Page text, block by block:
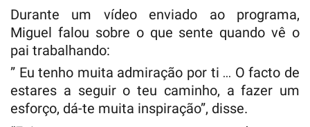
Durante um vídeo enviado ao programa,
Miguel falou sobre o que sente quando vê o
pai trabalhando:
” Eu tenho muita admiração por ti … O facto de
estares a seguir o teu caminho, a fazer um
esforço, dá-te muita inspiração”, disse.